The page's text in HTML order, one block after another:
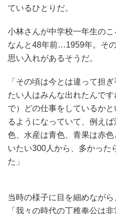
ているひとりだ。
小林さんが中学校一年生の
なんと48年前…1959年。そ
思い入れがあるそうだ。
「その頃は今とは違って担
たい人はみんな出れたんで
で）どの仕事をしているか
るようになっていて、例え
色、水産は青色、青果は赤
いたい300人から、多かった
た」
当時の様子に目を細めながら
「我々の時代の丁稚奉公は